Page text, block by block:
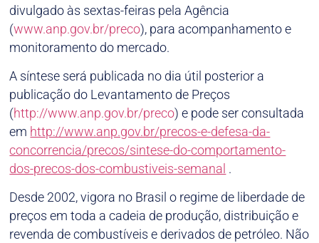
divulgado às sextas-feiras pela Agência
(www.anp.gov.br/preco), para acompanhamento e
monitoramento do mercado.
A síntese será publicada no dia útil posterior a
publicação do Levantamento de Preços
(http://www.anp.gov.br/preco) e pode ser consultada
em http://www.anp.gov.br/precos-e-defesa-da-
concorrencia/precos/sintese-do-comportamento-
dos-precos-dos-combustiveis-semanal .
Desde 2002, vigora no Brasil o regime de liberdade de
preços em toda a cadeia de produção, distribuição e
revenda de combustíveis e derivados de petróleo. Não